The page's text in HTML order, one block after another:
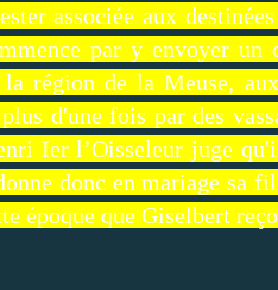
associée aux
par y envoyer un
région de la Meuse,
d'une fois par des
Ier l’Oisseleur juge
donc en mariage sa
époque que Giselbert